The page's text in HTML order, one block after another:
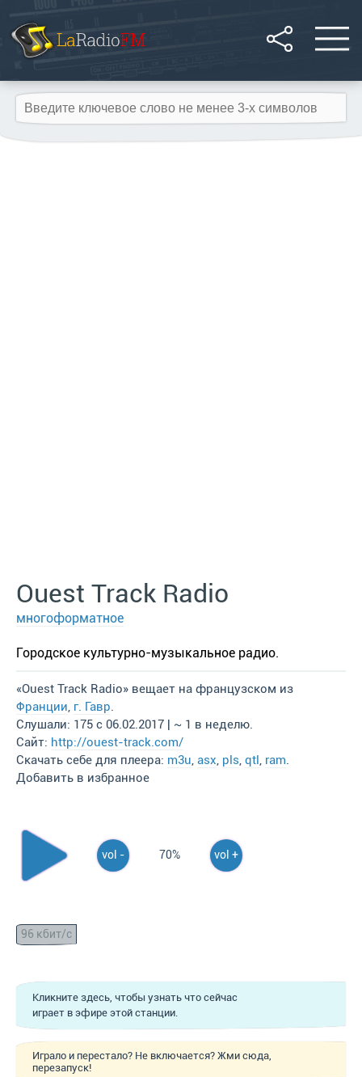
Ouest Track Radio
многоформатное
Городское культурно-музыкальное радио.
«Ouest Track Radio» вещает на французском из
Франции, г. Гавр.
Слушали: 175 с 06.02.2017 | ~ 1 в неделю.
Сайт: http://ouest-track.com/
Скачать себе для плеера: m3u, asx, pls, qtl, ram.
Добавить в избранное
vol - 70% vol +
96 кбит/с
Кликните здесь, чтобы узнать что сейчас
играет в эфире этой станции.
Играло и перестало? Не включается? Жми сюда,
перезапуск!